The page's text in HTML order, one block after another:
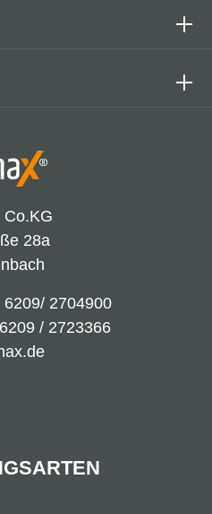
Co.KG
28a
6209/ 2704900
/ 2723366